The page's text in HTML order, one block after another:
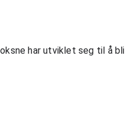
har utviklet seg til å bli